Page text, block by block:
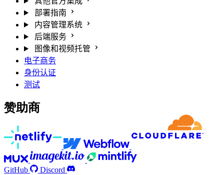
部署指南
内容管理系统
后端服务
图像和视频托管
电子商务
身份认证
测试
赞助商
GitHub
Discord